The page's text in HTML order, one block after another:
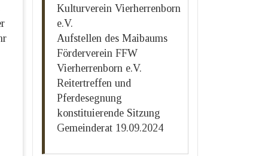
Kulturverein Vierherrenborn
e.V.
Aufstellen des Maibaums
Förderverein FFW
Vierherrenborn e.V.
Reitertreffen und
Pferdesegnung
konstituierende Sitzung
Gemeinderat 19.09.2024